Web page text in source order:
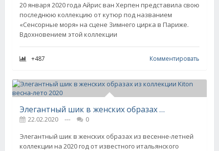
20 января 2020 года Айрис ван Херпен представила свою
последнюю коллекцию от кутюр под названием
«Сенсорные моря» на сцене Зимнего цирка в Париже.
Вдохновением этой коллекции
+487 Комментировать
Элегантный шик в женских образах из коллекции Kiton весна-лето 2020
22.02.2020 ---
0
Элегантный шик в женских образах из весенне-летней
коллекции на 2020 год от известного итальянского